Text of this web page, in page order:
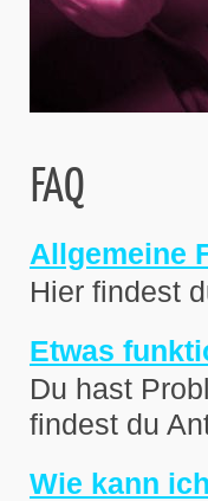
FAQ
Allgemeine
Hier findest
Etwas
Du hast
findest du
Wie kann